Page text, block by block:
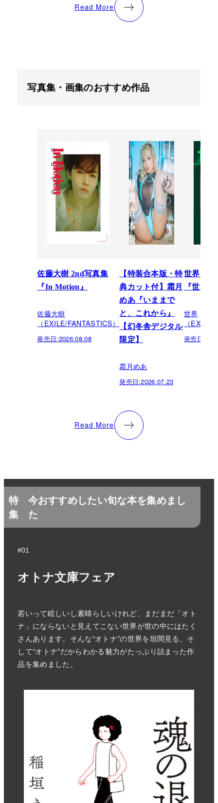
Read More
写真集・画集のおすすめ作品
佐藤大樹 2nd写真集
『In Motion』
佐藤大樹
（EXILE/FANTASTICS）
発売日:2026.08.08
【特装合本版・特
典カット付】霜月
めあ『いままで
と、これから』
【幻冬舎デジタル
限定】
霜月めあ
発売日:2026.07.23
世界スペ
『世界
世界
（
発売日:
Read More
特
集
今おすすめしたい旬な本を集めまし
た
#01
オトナ文庫フェア
若いって眩しいし素晴らしいけれど、まだまだ「オト
ナ」にならないと見えてこない世界が世の中にはたく
さんあります。そんな“オトナ”の世界を垣間見る、そ
して“オトナ”だからわかる魅力がたっぷり詰まった作
品を集めました。